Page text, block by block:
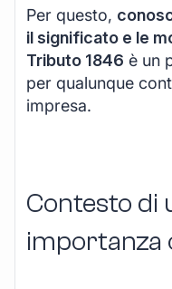
Per questo,
il significato e le
Tributo 1846 è un
per qualunque
impresa.
Contesto di
importanza